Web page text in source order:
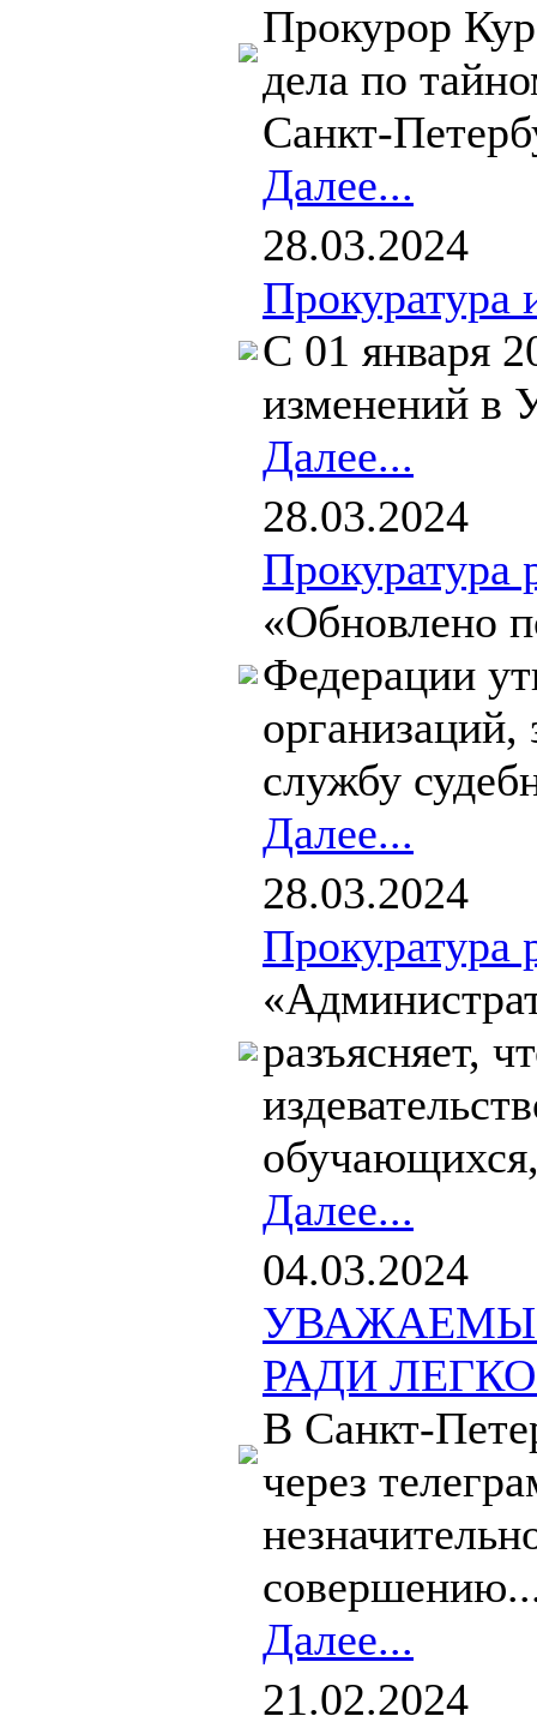
Прокурор
дела по
Санкт-
Далее...
28.03.2024
Прокуратура
С 01 января
изменений в
Далее...
28.03.2024
Прокуратура
«Обновлено
Федерации
службу
Далее...
28.03.2024
Прокуратура
разъясняет,
Далее...
04.03.2024
РАДИ
В Санкт-
через
Далее...
21.02.2024